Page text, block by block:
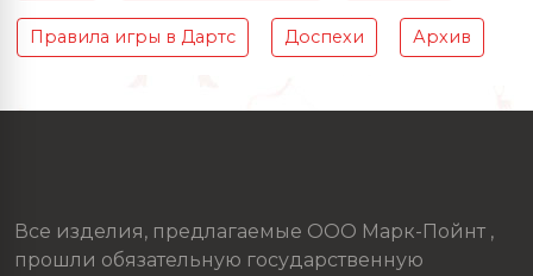
Правила игры в Дартс Доспехи Архив
Все изделия, предлагаемые ООО Марк-Пойнт ,
прошли обязательную государственную